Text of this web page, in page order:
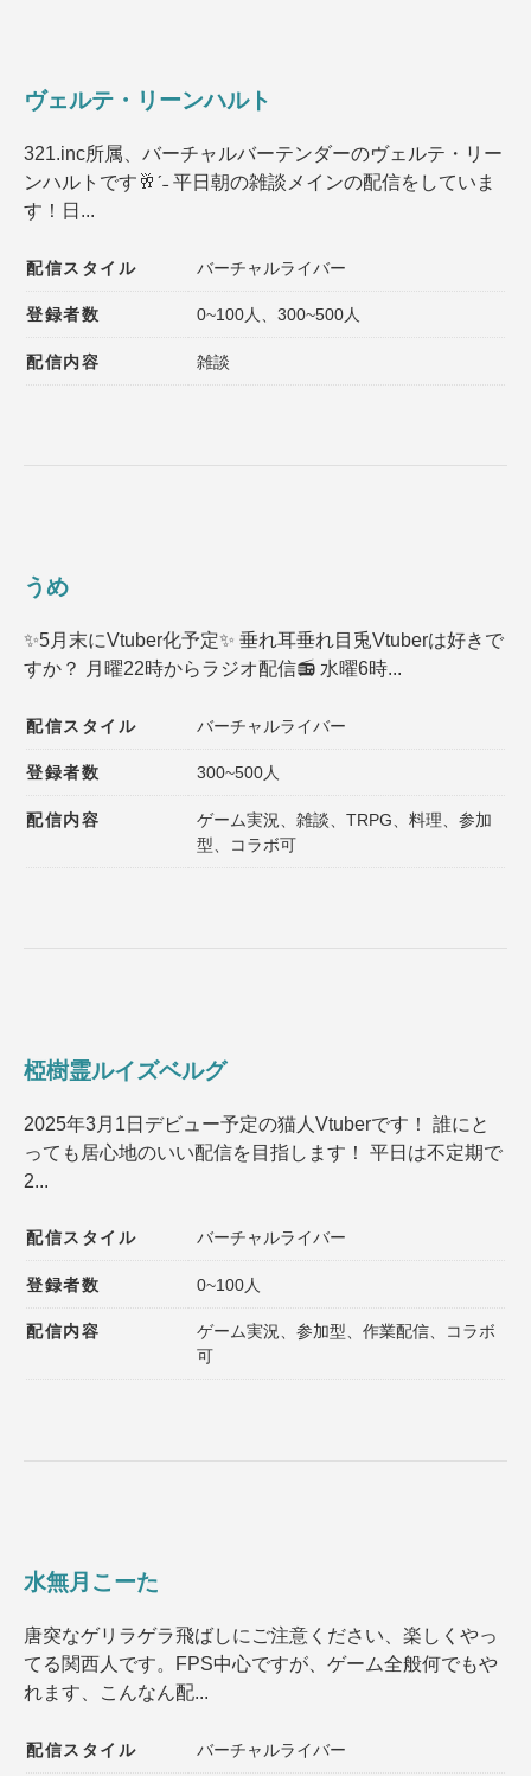
選択内容をリセット
ヴェルテ・リーンハルト
321.inc所属、バーチャルバーテンダーのヴェルテ・リー
ンハルトです🥂ˊ˗ 平日朝の雑談メインの配信をしていま
す！日...
配信スタイル バーチャルライバー
登録者数 0~100人、300~500人
配信内容 雑談
うめ
✨5月末にVtuber化予定✨ 垂れ耳垂れ目兎Vtuberは好きで
すか？ 月曜22時からラジオ配信📻 水曜6時...
配信スタイル バーチャルライバー
登録者数 300~500人
配信内容
ゲーム実況、雑談、TRPG、料理、参加
型、コラボ可
椏樹霊ルイズベルグ
2025年3月1日デビュー予定の猫人Vtuberです！ 誰にと
っても居心地のいい配信を目指します！ 平日は不定期で
2...
配信スタイル バーチャルライバー
登録者数 0~100人
配信内容
ゲーム実況、参加型、作業配信、コラボ
可
水無月こーた
唐突なゲリラゲラ飛ばしにご注意ください、楽しくやっ
てる関西人です。FPS中心ですが、ゲーム全般何でもや
れます、こんなん配...
配信スタイル バーチャルライバー